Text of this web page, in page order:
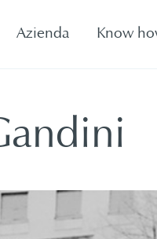
Azienda Know